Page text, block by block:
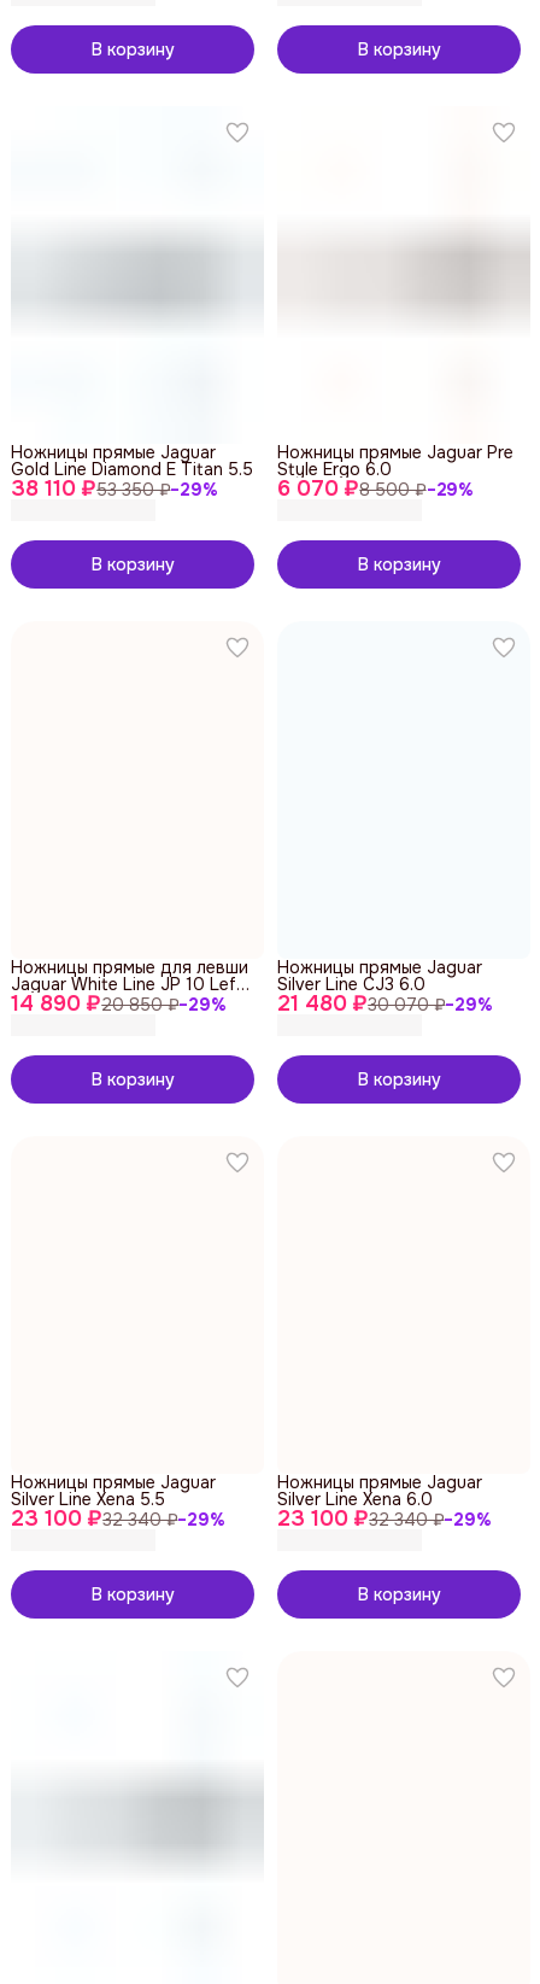
В корзину В корзину
38 110 ₽53 350 ₽−29%
Ножницы прямые Jaguar
Gold Line Diamond E Titan 5.5
В корзину
6 070 ₽8 500 ₽−29%
Ножницы прямые Jaguar Pre
Style Ergo 6.0
В корзину
14 890 ₽20 850 ₽−29%
Ножницы прямые для левши
Jaguar White Line JP 10 Left
5.75
В корзину
21 480 ₽30 070 ₽−29%
Ножницы прямые Jaguar
Silver Line CJ3 6.0
В корзину
23 100 ₽32 340 ₽−29%
Ножницы прямые Jaguar
Silver Line Xena 5.5
В корзину
23 100 ₽32 340 ₽−29%
Ножницы прямые Jaguar
Silver Line Xena 6.0
В корзину